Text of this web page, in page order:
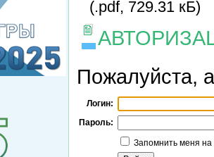
(.pdf, 729.31 кБ)
Пожалуйста,
Логин:
Пароль:
Запомнить меня